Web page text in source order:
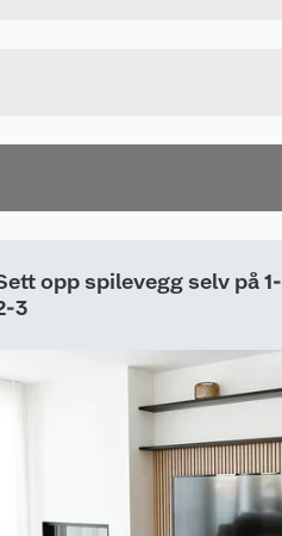
opp spilevegg selv på 1-
3